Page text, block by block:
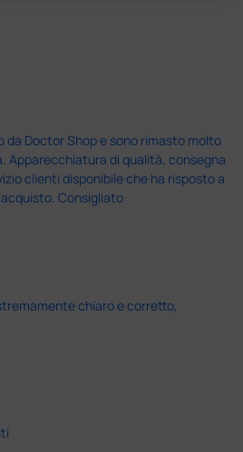
Doctor Shop e sono rimasto molto
Apparecchiatura di qualità, consegna
clienti disponibile che ha risposto a
Consigliato
chiaro e corretto,